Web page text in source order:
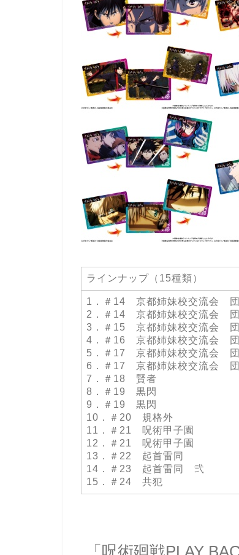
ラインナップ（15種類）
1．＃14 京都姉妹校交流会
2．＃14 京都姉妹校交流会
3．＃15 京都姉妹校交流会
4．＃16 京都姉妹校交流会
5．＃17 京都姉妹校交流会
6．＃17 京都姉妹校交流会
7．＃18 賢者
8．＃19 黒閃
9．＃19 黒閃
10．＃20 規格外
11．＃21 呪術甲子園
12．＃21 呪術甲子園
13．＃22 起首雷同
14．＃23 起首雷同 弐
15．＃24 共犯
「呪術廻戦PLAY